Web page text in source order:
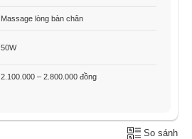
Massage lòng bàn chân
50W
2.100.000 – 2.800.000 đồng
So sánh